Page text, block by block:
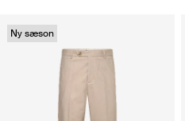
Ny sæson